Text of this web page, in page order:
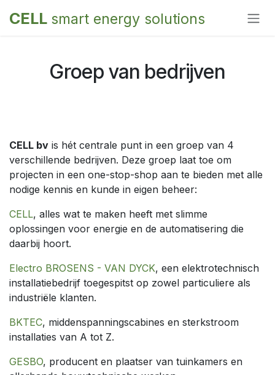
CELL smart energy solutions
Groep van bedrijven
CELL bv is hét centrale punt in een groep van 4
verschillende bedrijven. Deze groep laat toe om
projecten in een one-stop-shop aan te bieden met alle
nodige kennis en kunde in eigen beheer:
CELL, alles wat te maken heeft met slimme
oplossingen voor energie en de automatisering die
daarbij hoort.
Electro BROSENS - VAN DYCK, een elektrotechnisch
installatiebedrijf toegespitst op zowel particuliere als
industriële klanten.
BKTEC, middenspanningscabines en sterkstroom
installaties van A tot Z.
GESBO, producent en plaatser van tuinkamers en